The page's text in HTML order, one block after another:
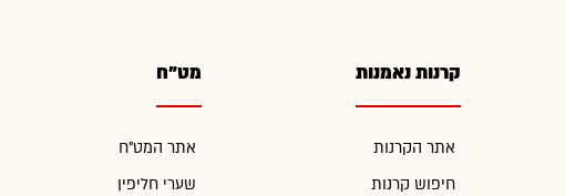
קרנות נאמנות
אתר הקרנות
חיפוש קרנות
מט"ח
אתר המט"ח
שערי חליפין